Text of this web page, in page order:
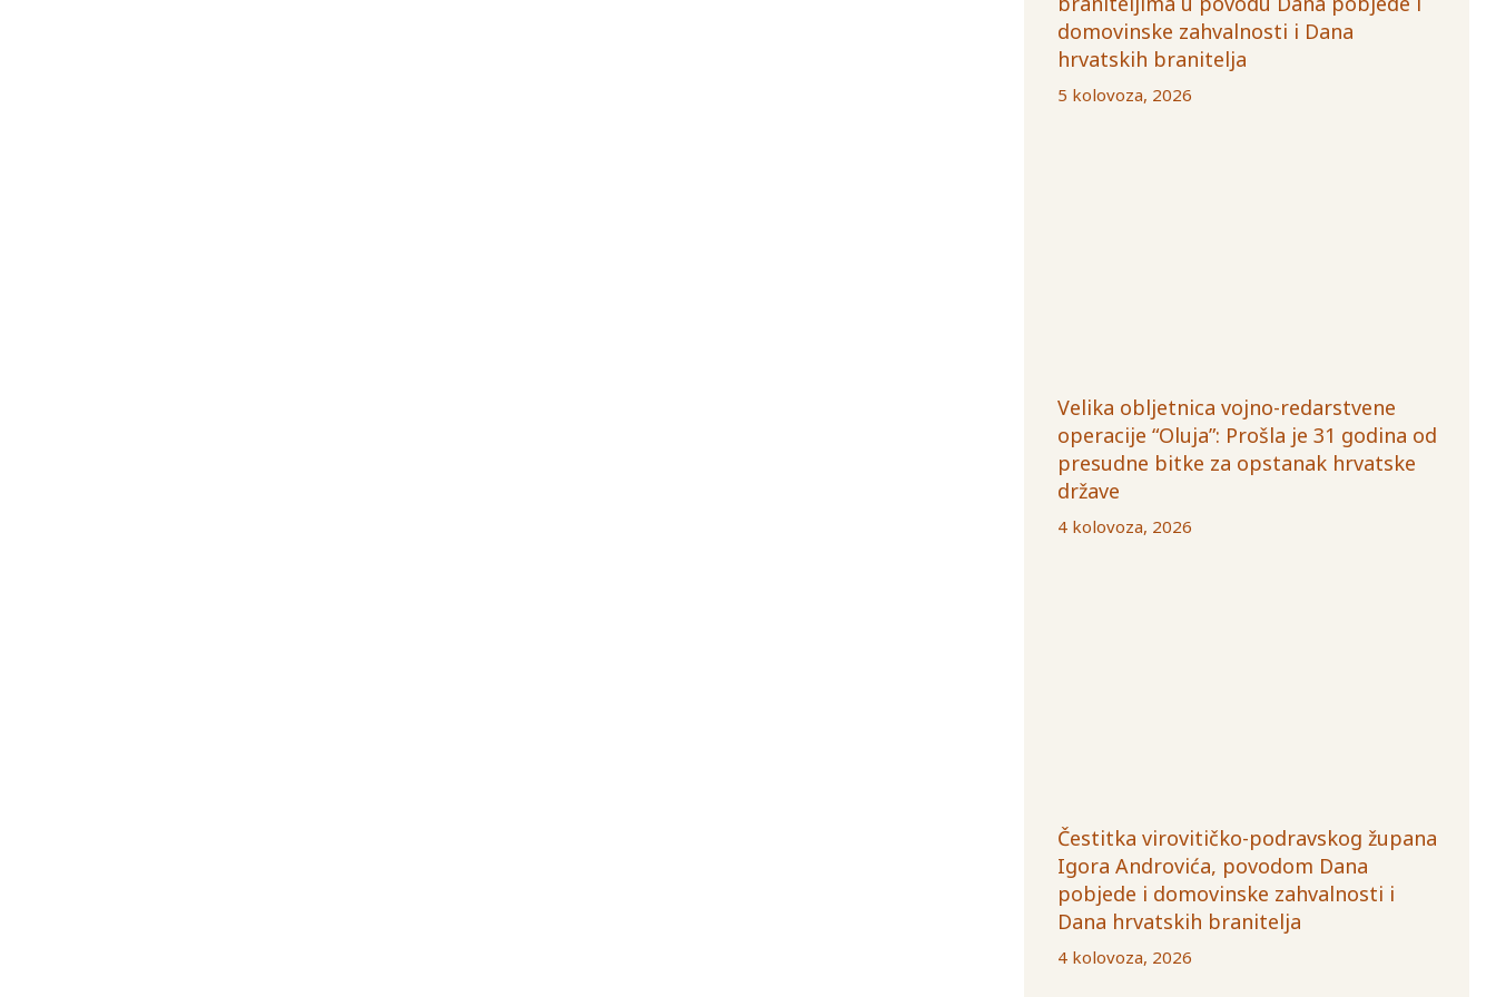
domovinske zahvalnosti i Dana
hrvatskih branitelja
5 kolovoza, 2026
Velika obljetnica vojno-redarstvene
operacije “Oluja”: Prošla je 31 godina od
presudne bitke za opstanak hrvatske
države
4 kolovoza, 2026
Čestitka virovitičko-podravskog župana
Igora Androvića, povodom Dana
pobjede i domovinske zahvalnosti i
Dana hrvatskih branitelja
4 kolovoza, 2026